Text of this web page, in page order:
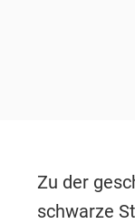
Zu der
schwarze